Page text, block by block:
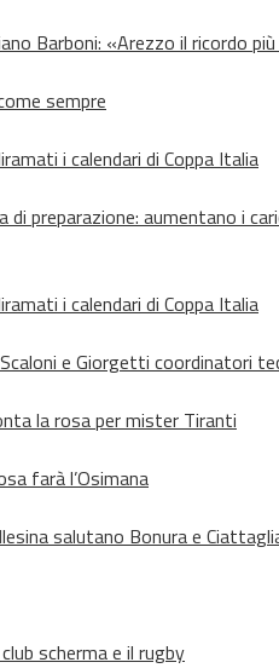
Barboni: «Arezzo il ricordo
sempre
i calendari di Coppa Italia
preparazione: aumentano i
i calendari di Coppa Italia
e Giorgetti coordinatori
la rosa per mister Tiranti
farà l’Osimana
salutano Bonura e
scherma e il rugby